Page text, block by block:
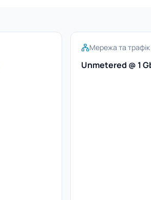
Мережа та трафік
Unmetered @ 1